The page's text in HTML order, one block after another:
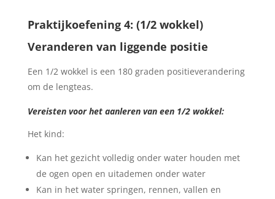
Praktijkoefening 4: (1/2 wokkel)
Veranderen van liggende positie
Een 1/2 wokkel is een 180 graden positieverandering
om de lengteas.
Vereisten voor het aanleren van een 1/2 wokkel:
Het kind:
Kan het gezicht volledig onder water houden met
de ogen open en uitademen onder water
Kan in het water springen, rennen, vallen en